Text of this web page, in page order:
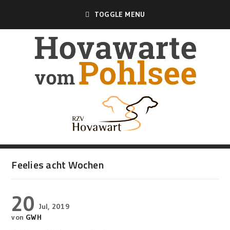
TOGGLE MENU
Feelies acht Wochen
20 Jul, 2019
von GWH